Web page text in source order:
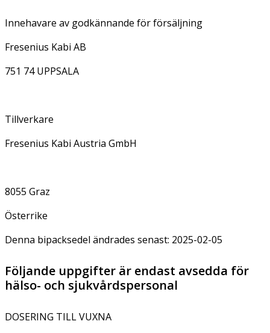
Innehavare av godkännande för försäljning
Fresenius Kabi AB
751 74 UPPSALA
Tillverkare
Fresenius Kabi Austria GmbH
8055 Graz
Österrike
Denna bipacksedel ändrades senast: 2025-02-05
Följande uppgifter är endast avsedda för
hälso- och sjukvårdspersonal
DOSERING TILL VUXNA